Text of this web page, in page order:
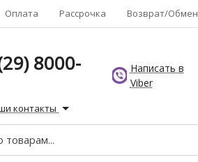
Оплата Рассрочка Возврат/Обмен
8000-
контакты
Написать в
Viber